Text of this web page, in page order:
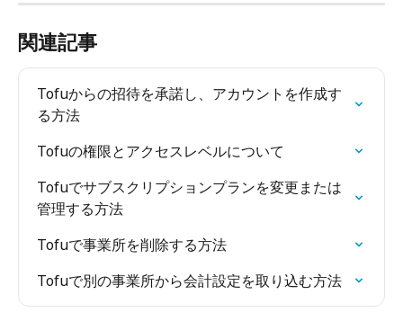
関連記事
Tofuからの招待を承諾し、アカウントを作成す
る方法
Tofuの権限とアクセスレベルについて
Tofuでサブスクリプションプランを変更または
管理する方法
Tofuで事業所を削除する方法
Tofuで別の事業所から会計設定を取り込む方法